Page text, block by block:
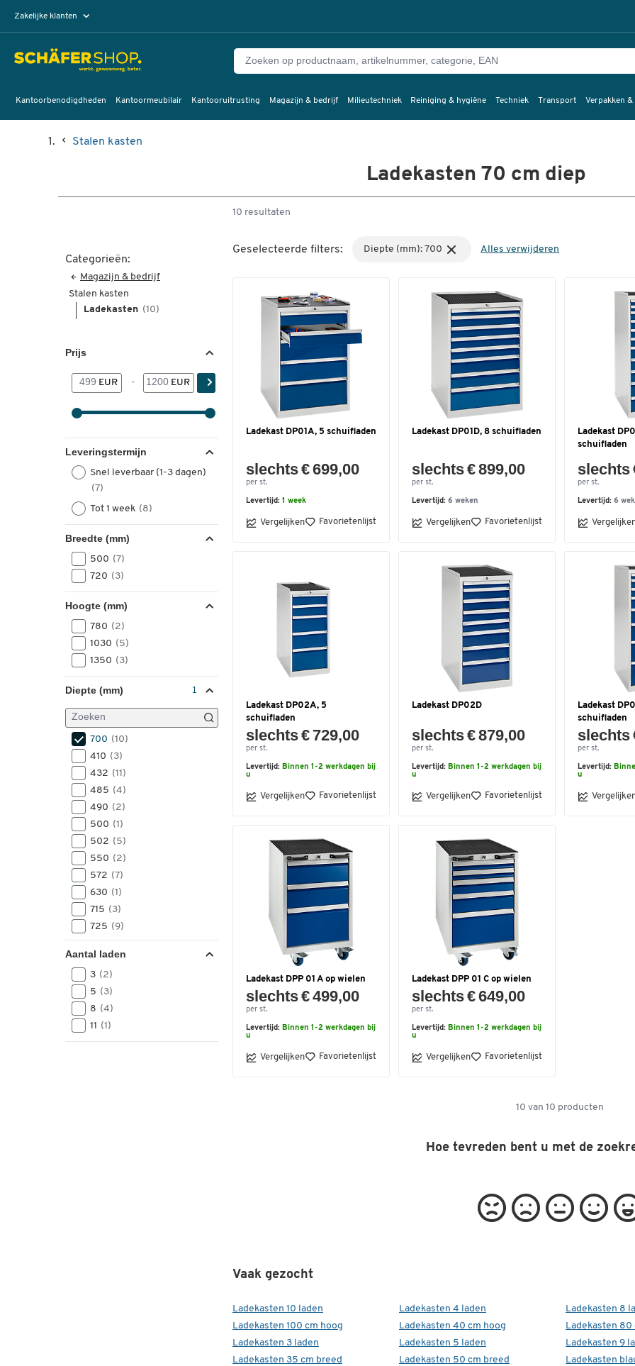
Zakelijke klanten
Kantoorbenodigdheden Kantoormeubilair Kantooruitrusting Magazijn & bedrijf Milieutechniek Reiniging & hygiëne Techniek Transport Verpakken &
Stalen kasten
Ladekasten 70 cm diep
Categorieën:
Magazijn & bedrijf
Stalen kasten
Ladekasten (10)
Prijs
EUR - EUR
Leveringstermijn
Snel leverbaar (1-3 dagen)
(7)
Tot 1 week (8)
Breedte (mm)
500 (7)
720 (3)
Hoogte (mm)
780 (2)
1030 (5)
1350 (3)
Diepte (mm)
700 (10)
410 (3)
432 (11)
485 (4)
490 (2)
500 (1)
502 (5)
550 (2)
572 (7)
630 (1)
715 (3)
725 (9)
Aantal laden
3 (2)
5 (3)
8 (4)
11 (1)
10 resultaten
Geselecteerde filters: Diepte (mm): 700 Alles verwijderen
Ladekast DP01A, 5 schuifladen
slechts € 699,00
per st.
Levertijd: 1 week
Vergelijken Favorietenlijst
Ladekast DP01D, 8 schuifladen
slechts € 899,00
per st.
Levertijd: 6 weken
Vergelijken Favorietenlijst
Ladekast
schuifladen
slechts
per st.
Levertijd: 6
Ladekast DP02A, 5
schuifladen
slechts € 729,00
per st.
Levertijd: Binnen 1-2 werkdagen bij
u
Vergelijken Favorietenlijst
Ladekast DP02D
slechts € 879,00
per st.
Levertijd: Binnen 1-2 werkdagen bij
u
Vergelijken Favorietenlijst
Ladekast
schuifladen
slechts
per st.
Levertijd:
u
Ladekast DPP 01 A op wielen
slechts € 499,00
per st.
Levertijd: Binnen 1-2 werkdagen bij
u
Vergelijken Favorietenlijst
Ladekast DPP 01 C op wielen
slechts € 649,00
per st.
Levertijd: Binnen 1-2 werkdagen bij
u
Vergelijken Favorietenlijst
10 van 10 producten
Hoe tevreden bent u met de
Vaak gezocht
Ladekasten 10 laden
Ladekasten 100 cm hoog
Ladekasten 3 laden
Ladekasten 35 cm breed
Ladekasten 4 laden
Ladekasten 40 cm hoog
Ladekasten 5 laden
Ladekasten 50 cm breed
Ladekasten 8
Ladekasten 80
Ladekasten 9
Ladekasten